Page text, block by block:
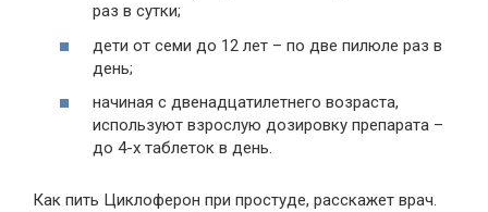
раз в сутки;
дети от семи до 12 лет – по две пилюле раз в
день;
начиная с двенадцатилетнего возраста,
используют взрослую дозировку препарата –
до 4-х таблеток в день.
Как пить Циклоферон при простуде, расскажет врач.